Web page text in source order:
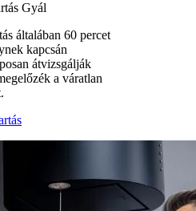
Gyál
általában 60 percet
kapcsán
átvizsgálják
a váratlan